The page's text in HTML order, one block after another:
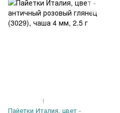
1
Пайетки Италия, цвет -